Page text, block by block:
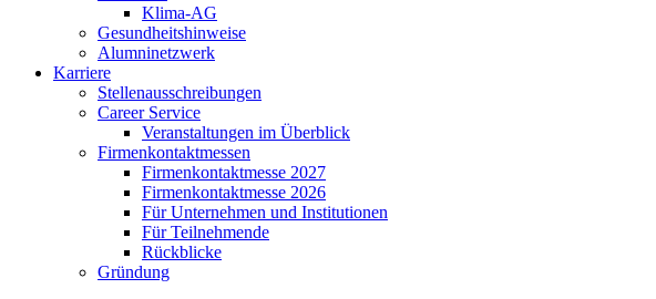
Klima-AG
Gesundheitshinweise
Alumninetzwerk
Karriere
Stellenausschreibungen
Career Service
Veranstaltungen im Überblick
Firmenkontaktmessen
Firmenkontaktmesse 2027
Firmenkontaktmesse 2026
Für Unternehmen und Institutionen
Für Teilnehmende
Rückblicke
Gründung